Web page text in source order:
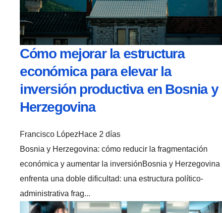
Cómo mejorar la estructura
económica para elevar la
inversión productiva en Bosnia y
Herzegovina
Francisco LópezHace 2 días
Bosnia y Herzegovina: cómo reducir la fragmentación
económica y aumentar la inversiónBosnia y Herzegovina
enfrenta una doble dificultad: una estructura político-
administrativa frag...